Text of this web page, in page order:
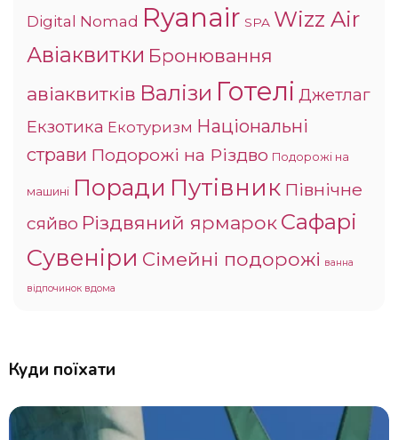
Digital Nomad Ryanair SPA Wizz Air
Авіаквитки Бронювання
авіаквитків Валізи Готелі Джетлаг
Екзотика Екотуризм Національні
страви Подорожі на Різдво Подорожі на
машині Поради Путівник Північне
сяйво Різдвяний ярмарокСафарі
Сувеніри Сімейні подорожі ванна
відпочинок вдома
Куди поїхати